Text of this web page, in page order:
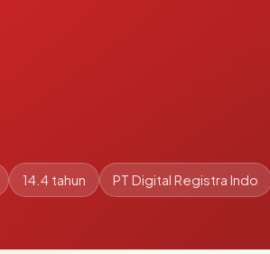
14.4 tahun PT Digital Registra Indo